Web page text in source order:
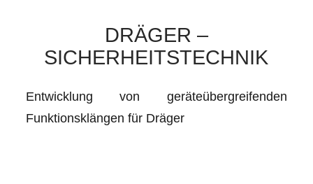
DRÄGER –
SICHERHEITSTECHNIK
Entwicklung von geräteübergreifenden
Funktionsklängen für Dräger